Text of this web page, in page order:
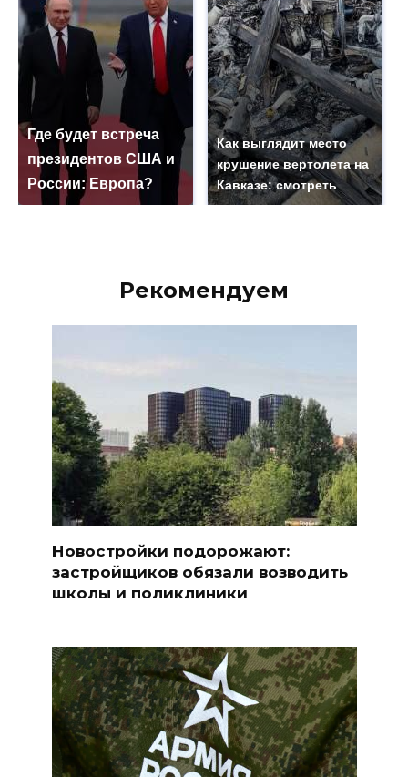
Где будет встреча
президентов США и
России: Европа?
Как выглядит место
крушение вертолета на
Кавказе: смотреть
Рекомендуем
Новостройки подорожают:
застройщиков обязали возводить
школы и поликлиники